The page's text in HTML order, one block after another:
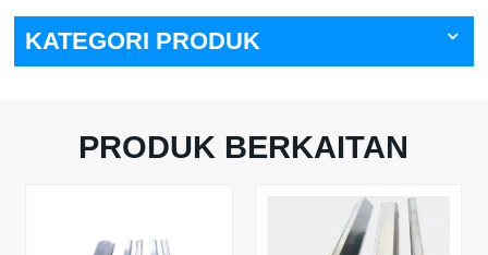
KATEGORI PRODUK
PRODUK BERKAITAN